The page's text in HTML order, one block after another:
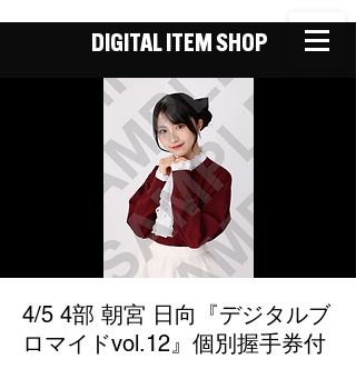
DIGITAL ITEM SHOP
4/5 4部 朝宮 日向『デジタルブ
ロマイドvol.12』個別握手券付